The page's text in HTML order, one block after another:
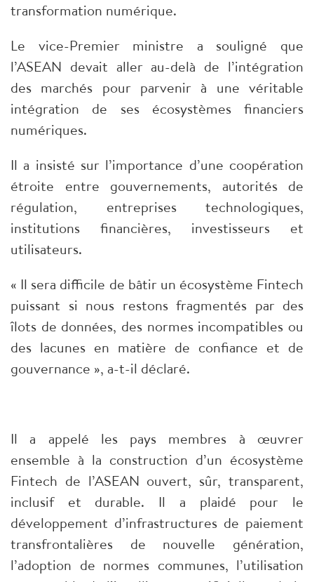
transformation numérique.
Le vice-Premier ministre a souligné que
l’ASEAN devait aller au-delà de l’intégration
des marchés pour parvenir à une véritable
intégration de ses écosystèmes financiers
numériques.
Il a insisté sur l’importance d’une coopération
étroite entre gouvernements, autorités de
régulation, entreprises technologiques,
institutions financières, investisseurs et
utilisateurs.
« Il sera difficile de bâtir un écosystème Fintech
puissant si nous restons fragmentés par des
îlots de données, des normes incompatibles ou
des lacunes en matière de confiance et de
gouvernance », a-t-il déclaré.
Il a appelé les pays membres à œuvrer
ensemble à la construction d’un écosystème
Fintech de l’ASEAN ouvert, sûr, transparent,
inclusif et durable. Il a plaidé pour le
développement d’infrastructures de paiement
transfrontalières de nouvelle génération,
l’adoption de normes communes, l’utilisation